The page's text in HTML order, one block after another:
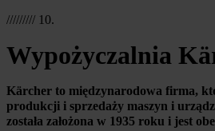
///////// 10.
Wypożyczalnia
Kärcher to międzynarodowa firma,
produkcji i sprzedaży maszyn i
została założona w 1935 roku i jest